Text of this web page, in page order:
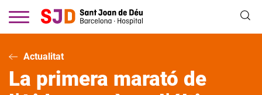
contingut
Actualitat
La primera marató de